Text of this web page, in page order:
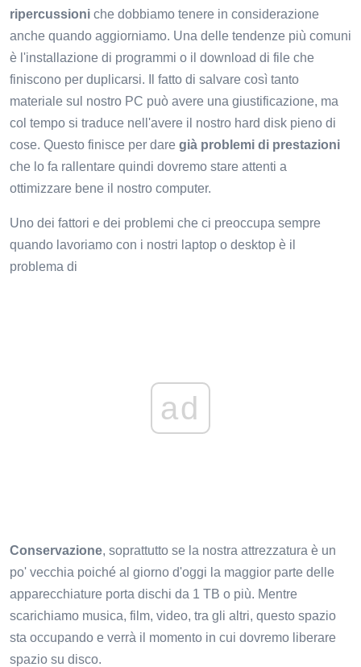
ripercussioni che dobbiamo tenere in considerazione
anche quando aggiorniamo. Una delle tendenze più comuni
è l'installazione di programmi o il download di file che
finiscono per duplicarsi. Il fatto di salvare così tanto
materiale sul nostro PC può avere una giustificazione, ma
col tempo si traduce nell'avere il nostro hard disk pieno di
cose. Questo finisce per dare già problemi di prestazioni
che lo fa rallentare quindi dovremo stare attenti a
ottimizzare bene il nostro computer.
Uno dei fattori e dei problemi che ci preoccupa sempre
quando lavoriamo con i nostri laptop o desktop è il
problema di
ad
Conservazione, soprattutto se la nostra attrezzatura è un
po' vecchia poiché al giorno d'oggi la maggior parte delle
apparecchiature porta dischi da 1 TB o più. Mentre
scarichiamo musica, film, video, tra gli altri, questo spazio
sta occupando e verrà il momento in cui dovremo liberare
spazio su disco.